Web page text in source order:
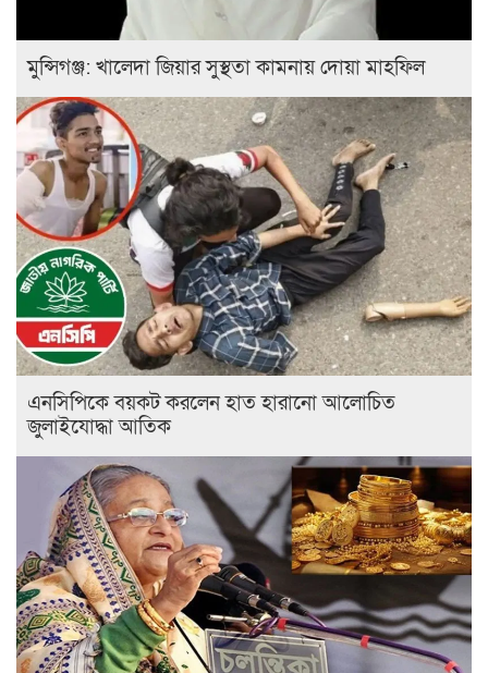
মুন্সিগঞ্জ: খালেদা জিয়ার সুস্থতা কামনায় দোয়া মাহফিল
এনসিপিকে বয়কট করলেন হাত হারানো আলোচিত
জুলাইযোদ্ধা আতিক